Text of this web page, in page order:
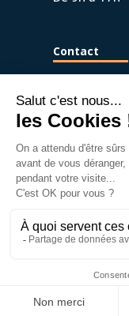
Contact
09 67 40
Umanima ©
confidentialité